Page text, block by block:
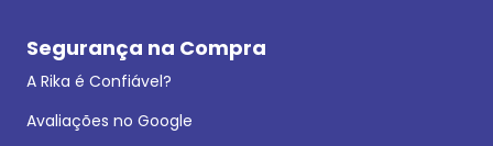
Segurança na Compra
A Rika é Confiável?
Avaliações no Google